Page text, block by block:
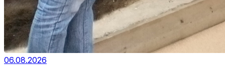
06.08.2026